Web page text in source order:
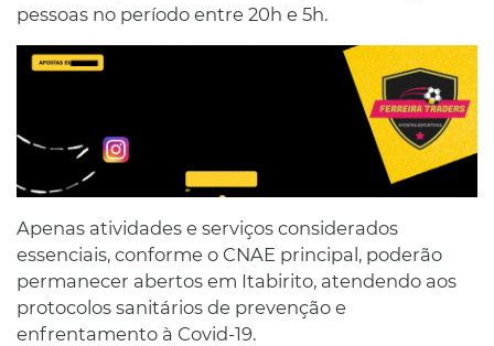
pessoas no período entre 20h e 5h.
Apenas atividades e serviços considerados
essenciais, conforme o CNAE principal, poderão
permanecer abertos em Itabirito, atendendo aos
protocolos sanitários de prevenção e
enfrentamento à Covid-19.